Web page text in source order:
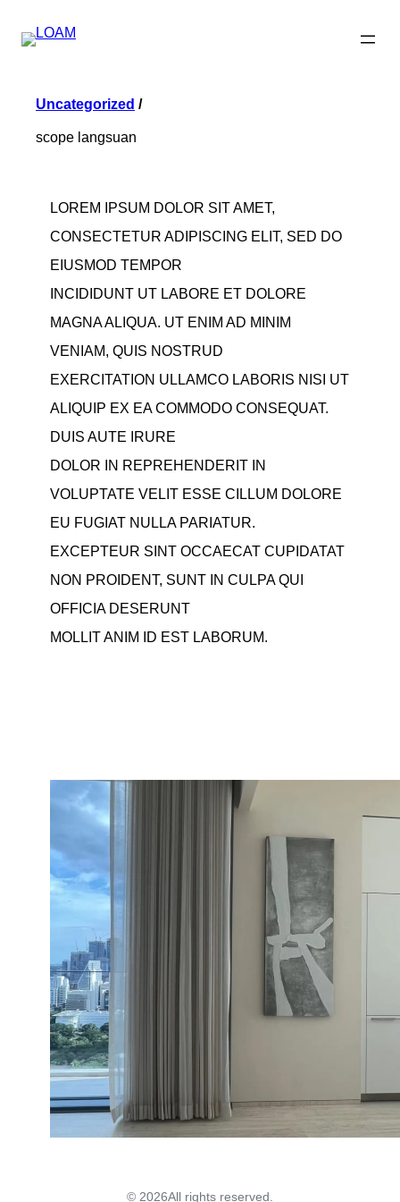
Uncategorized /
scope langsuan
LOREM IPSUM DOLOR SIT AMET,
CONSECTETUR ADIPISCING ELIT, SED DO
EIUSMOD TEMPOR
INCIDIDUNT UT LABORE ET DOLORE
MAGNA ALIQUA. UT ENIM AD MINIM
VENIAM, QUIS NOSTRUD
EXERCITATION ULLAMCO LABORIS NISI UT
ALIQUIP EX EA COMMODO CONSEQUAT.
DUIS AUTE IRURE
DOLOR IN REPREHENDERIT IN
VOLUPTATE VELIT ESSE CILLUM DOLORE
EU FUGIAT NULLA PARIATUR.
EXCEPTEUR SINT OCCAECAT CUPIDATAT
NON PROIDENT, SUNT IN CULPA QUI
OFFICIA DESERUNT
MOLLIT ANIM ID EST LABORUM.
© 2026All rights reserved.